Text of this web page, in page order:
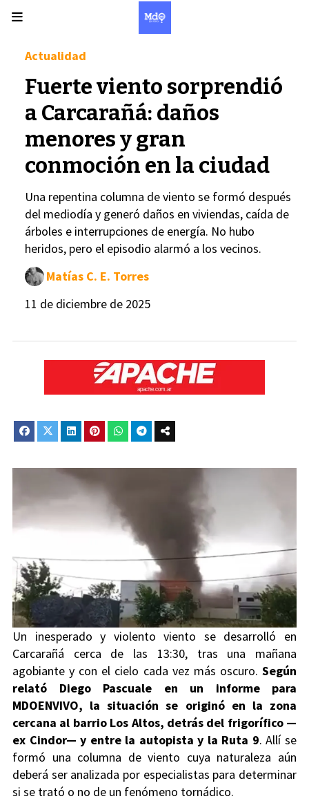
Fuerte viento sorprendió
a Carcarañá: daños
menores y gran
conmoción en la ciudad
Una repentina columna de viento se formó después
del mediodía y generó daños en viviendas, caída de
árboles e interrupciones de energía. No hubo
heridos, pero el episodio alarmó a los vecinos.
Actualidad
11 de diciembre de 2025
Matías C. E. Torres
Un inesperado y violento viento se desarrolló en
Carcarañá cerca de las 13:30, tras una mañana
agobiante y con el cielo cada vez más oscuro. Según
relató Diego Pascuale en un informe para
MDOENVIVO, la situación se originó en la zona
cercana al barrio Los Altos, detrás del frigorífico —
ex Cindor— y entre la autopista y la Ruta 9. Allí se
formó una columna de viento cuya naturaleza aún
deberá ser analizada por especialistas para determinar
si se trató o no de un fenómeno tornádico.